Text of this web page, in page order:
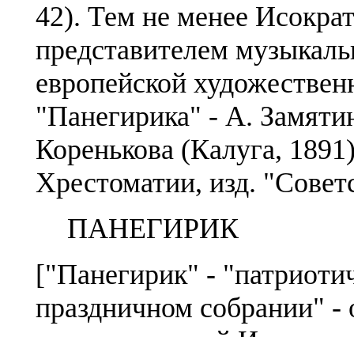
42). Тем не менее
представителем
европейской
"Панегирика" - А.
Коренькова (Калуга,
Хрестоматии, изд.
ПАНЕГИРИК
["Панегирик" -
праздничном собрании" -